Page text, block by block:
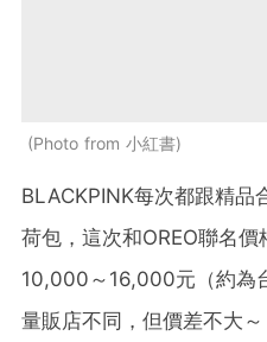
Photo from 小紅書
BLACKPINK每次都跟精品
荷包，這次和OREO聯名
10,000～16,000元（約為
量販店不同，但價差不大～